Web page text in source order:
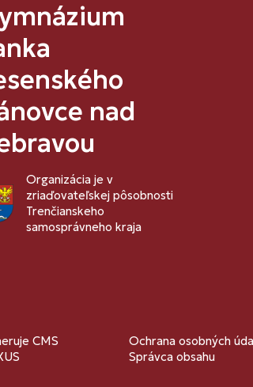
nad
Organizácia je v
zriaďovateľskej pôsobnosti
Trenčianskeho
samosprávneho kraja
CMS
Ochrana osobných
Správca obsahu